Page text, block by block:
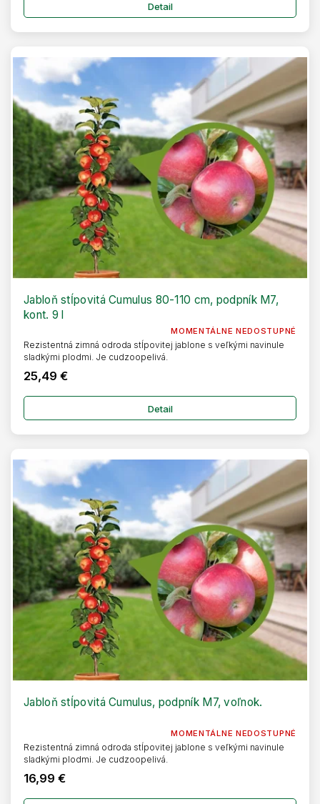
Detail
Jabloň stĺpovitá Cumulus 80-110 cm, podpník M7,
kont. 9 l
MOMENTÁLNE NEDOSTUPNÉ
25,49 €
Detail
Rezistentná zimná odroda stĺpovitej jablone s veľkými navinule
sladkými plodmi. Je cudzoopelivá.
Jabloň stĺpovitá Cumulus, podpník M7, voľnok.
MOMENTÁLNE NEDOSTUPNÉ
16,99 €
Rezistentná zimná odroda stĺpovitej jablone s veľkými navinule
sladkými plodmi. Je cudzoopelivá.